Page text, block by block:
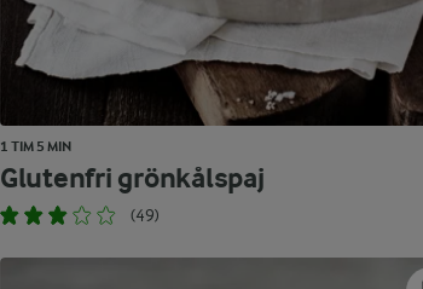
1 TIM 5 MIN
Glutenfri grönkålspaj
(49)